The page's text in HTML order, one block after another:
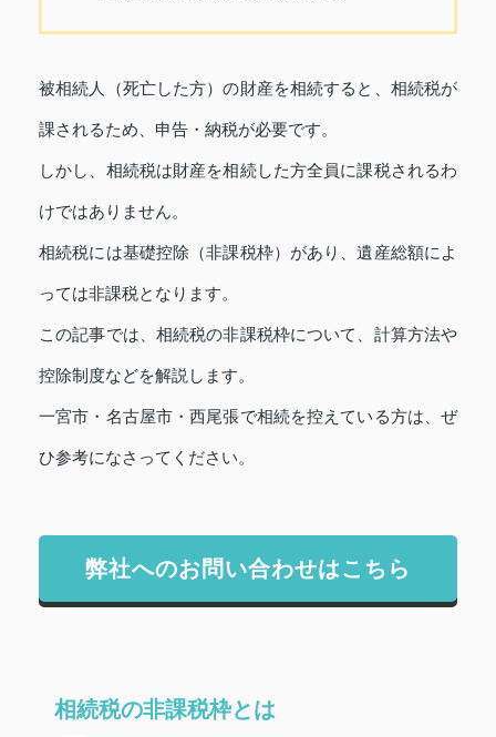
被相続人（死亡した方）の財産を相続すると、相続税が
課されるため、申告・納税が必要です。
しかし、相続税は財産を相続した方全員に課税されるわ
けではありません。
相続税には基礎控除（非課税枠）があり、遺産総額によ
っては非課税となります。
この記事では、相続税の非課税枠について、計算方法や
控除制度などを解説します。
一宮市・名古屋市・西尾張で相続を控えている方は、ぜ
ひ参考になさってください。
弊社へのお問い合わせはこちら
相続税の非課税枠とは